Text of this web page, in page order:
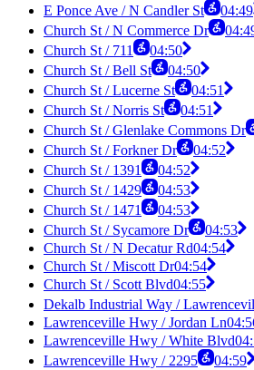
E Ponce Ave / N Candler St
04:49
Church St / N Commerce Dr
Church St / 711
04:50
Church St / Bell St
04:50
Church St / Lucerne St
04:51
Church St / Norris St
04:51
Church St / Glenlake Commons Dr
Church St / Forkner Dr
04:52
Church St / 1391
04:52
Church St / 1429
04:53
Church St / 1471
04:53
Church St / Sycamore Dr
04:53
Church St / N Decatur Rd04:54
Church St / Miscott Dr04:54
Church St / Scott Blvd04:55
Dekalb Industrial Way /
Lawrenceville Hwy / Jordan Ln
Lawrenceville Hwy / White Blvd
Lawrenceville Hwy / 2295
04:59